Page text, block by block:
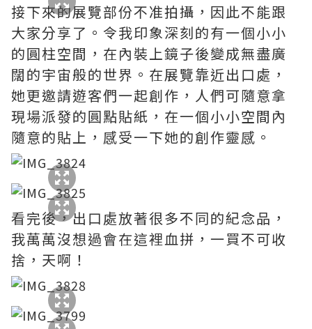
接下來的展覽部份不准拍攝，因此不能跟
大家分享了。令我印象深刻的有一個小小
的圓柱空間，在內裝上鏡子後變成無盡廣
闊的宇宙般的世界。在展覽靠近出口處，
她更邀請遊客們一起創作，人們可隨意拿
現場派發的圓點貼紙，在一個小小空間內
隨意的貼上，感受一下她的創作靈感。
看完後，出口處放著很多不同的紀念品，
我萬萬沒想過會在這裡血拼，一買不可收
捨，天啊！